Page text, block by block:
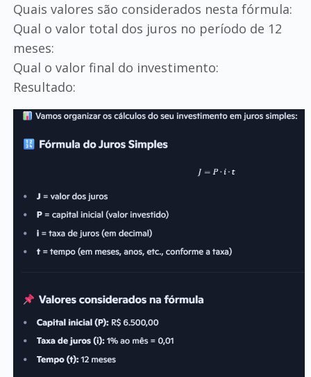
Quais valores são considerados nesta fórmula:
Qual o valor total dos juros no período de 12
meses:
Qual o valor final do investimento:
Resultado: